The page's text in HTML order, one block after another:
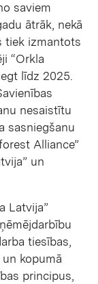
saviem
ātrāk, nekā
tiek izmantots
“Orkla
līdz 2025.
nesaistītu
sasniegšanu
Alliance”
un
Latvija”
tiesības,
kopumā
principus,